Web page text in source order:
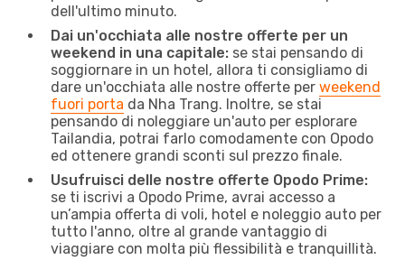
dell'ultimo minuto.
Dai un'occhiata alle nostre offerte per un
weekend in una capitale: se stai pensando di
soggiornare in un hotel, allora ti consigliamo di
dare un'occhiata alle nostre offerte per weekend
fuori porta da Nha Trang. Inoltre, se stai
pensando di noleggiare un'auto per esplorare
Tailandia, potrai farlo comodamente con Opodo
ed ottenere grandi sconti sul prezzo finale.
Usufruisci delle nostre offerte Opodo Prime:
se ti iscrivi a Opodo Prime, avrai accesso a
un’ampia offerta di voli, hotel e noleggio auto per
tutto l'anno, oltre al grande vantaggio di
viaggiare con molta più flessibilità e tranquillità.